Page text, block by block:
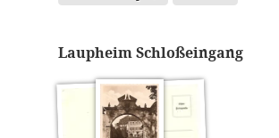
Laupheim Schloßeingang